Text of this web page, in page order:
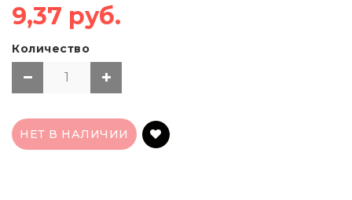
9,37 руб.
Количество
НЕТ В НАЛИЧИИ